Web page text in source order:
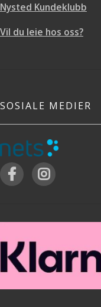
Nysted Kundeklubb
Vil du leie hos oss?
SOSIALE MEDIER